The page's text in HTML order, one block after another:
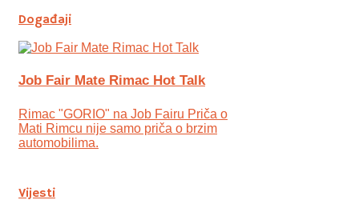
Događaji
Job Fair Mate Rimac Hot Talk
Rimac "GORIO" na Job Fairu Priča o
Mati Rimcu nije samo priča o brzim
automobilima.
Vijesti